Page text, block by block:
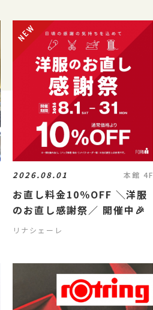
2026.08.01 本館 4F
お直し料金10％OFF ＼洋服
のお直し感謝祭／ 開催中🎉
リナシェーレ